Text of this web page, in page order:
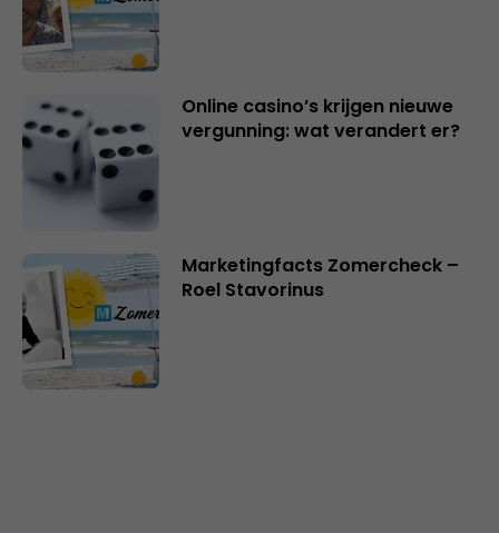
Online casino’s krijgen nieuwe
vergunning: wat verandert er?
Marketingfacts Zomercheck –
Roel Stavorinus